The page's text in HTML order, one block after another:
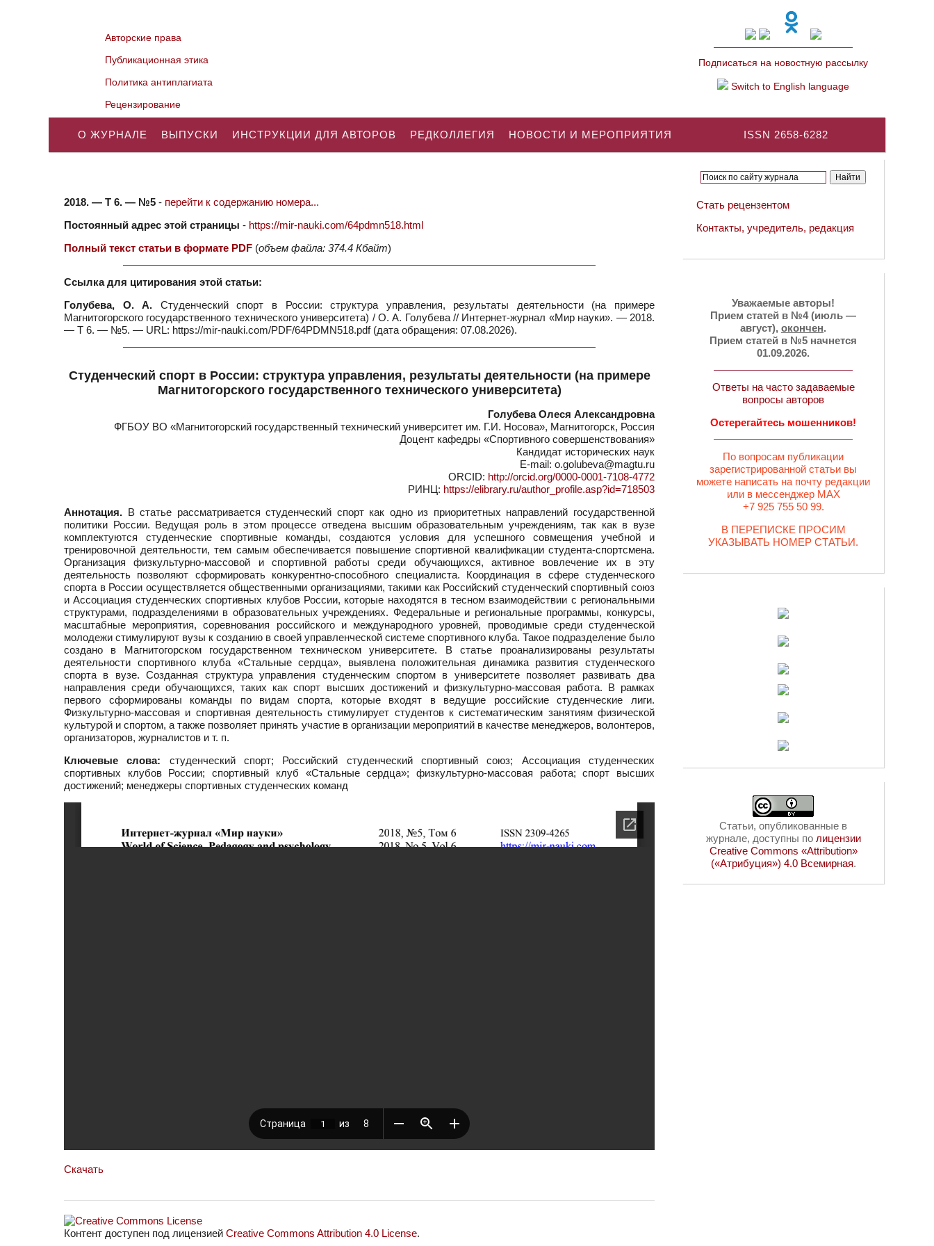
Авторские права
Публикационная этика
Политика антиплагиата
Рецензирование
Подписаться на новостную рассылку
Switch to English language
ISSN 2658-6282
О ЖУРНАЛЕ ВЫПУСКИ ИНСТРУКЦИИ ДЛЯ АВТОРОВ РЕДКОЛЛЕГИЯ НОВОСТИ И МЕРОПРИЯТИЯ
2018. — Т 6. — №5 - перейти к содержанию номера...
Постоянный адрес этой страницы - https://mir-nauki.com/64pdmn518.html
Полный текст статьи в формате PDF (объем файла: 374.4 Кбайт)
Ссылка для цитирования этой статьи:
Голубева, О. А. Студенческий спорт в России: структура управления, результаты деятельности (на примере
Магнитогорского государственного технического университета) / О. А. Голубева // Интернет-журнал «Мир науки». — 2018.
— Т 6. — №5. — URL: https://mir-nauki.com/PDF/64PDMN518.pdf (дата обращения: 07.08.2026).
Студенческий спорт в России: структура управления, результаты деятельности (на примере
Магнитогорского государственного технического университета)
Голубева Олеся Александровна
ФГБОУ ВО «Магнитогорский государственный технический университет им. Г.И. Носова», Магнитогорск, Россия
Доцент кафедры «Спортивного совершенствования»
Кандидат исторических наук
E-mail: o.golubeva@magtu.ru
ORCID: http://orcid.org/0000-0001-7108-4772
РИНЦ: https://elibrary.ru/author_profile.asp?id=718503
Аннотация. В статье рассматривается студенческий спорт как одно из приоритетных направлений государственной
политики России. Ведущая роль в этом процессе отведена высшим образовательным учреждениям, так как в вузе
комплектуются студенческие спортивные команды, создаются условия для успешного совмещения учебной и
тренировочной деятельности, тем самым обеспечивается повышение спортивной квалификации студента-спортсмена.
Организация физкультурно-массовой и спортивной работы среди обучающихся, активное вовлечение их в эту
деятельность позволяют сформировать конкурентно-способного специалиста. Координация в сфере студенческого
спорта в России осуществляется общественными организациями, такими как Российский студенческий спортивный союз
и Ассоциация студенческих спортивных клубов России, которые находятся в тесном взаимодействии с региональными
структурами, подразделениями в образовательных учреждениях. Федеральные и региональные программы, конкурсы,
масштабные мероприятия, соревнования российского и международного уровней, проводимые среди студенческой
молодежи стимулируют вузы к созданию в своей управленческой системе спортивного клуба. Такое подразделение было
создано в Магнитогорском государственном техническом университете. В статье проанализированы результаты
деятельности спортивного клуба «Стальные сердца», выявлена положительная динамика развития студенческого
спорта в вузе. Созданная структура управления студенческим спортом в университете позволяет развивать два
направления среди обучающихся, таких как спорт высших достижений и физкультурно-массовая работа. В рамках
первого сформированы команды по видам спорта, которые входят в ведущие российские студенческие лиги.
Физкультурно-массовая и спортивная деятельность стимулирует студентов к систематическим занятиям физической
культурой и спортом, а также позволяет принять участие в организации мероприятий в качестве менеджеров, волонтеров,
организаторов, журналистов и т. п.
Ключевые слова: студенческий спорт; Российский студенческий спортивный союз; Ассоциация студенческих
спортивных клубов России; спортивный клуб «Стальные сердца»; физкультурно-массовая работа; спорт высших
достижений; менеджеры спортивных студенческих команд
Скачать
Контент доступен под лицензией Creative Commons Attribution 4.0 License.
Стать рецензентом
Контакты, учредитель, редакция
Уважаемые авторы!
Прием статей в №4 (июль —
август), окончен.
Прием статей в №5 начнется
01.09.2026.
Ответы на часто задаваемые
вопросы авторов
Остерегайтесь мошенников!
По вопросам публикации
зарегистрированной статьи вы
можете написать на почту редакции
или в мессенджер MAX
+7 925 755 50 99.
В ПЕРЕПИСКЕ ПРОСИМ
УКАЗЫВАТЬ НОМЕР СТАТЬИ.
Статьи, опубликованные в
журнале, доступны по лицензии
Creative Commons «Attribution»
(«Атрибуция») 4.0 Всемирная.